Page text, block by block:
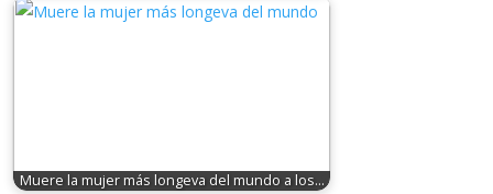
Muere la mujer más longeva del mundo a los…